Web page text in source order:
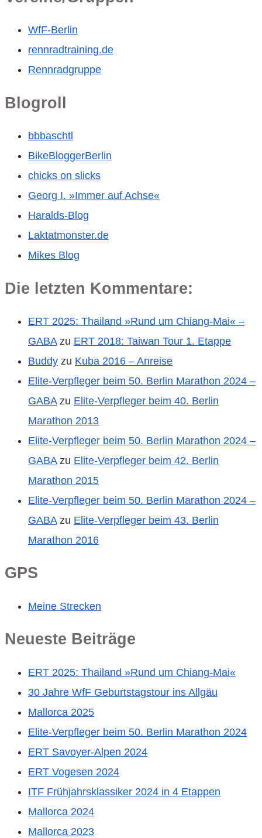
WfF-Berlin
rennradtraining.de
Rennradgruppe
Blogroll
bbbaschtl
BikeBloggerBerlin
chicks on slicks
Georg I. »Immer auf Achse«
Haralds-Blog
Laktatmonster.de
Mikes Blog
Die letzten Kommentare:
ERT 2025: Thailand »Rund um Chiang-Mai« –
GABAzu ERT 2018: Taiwan Tour 1. Etappe
Buddy zu Kuba 2016 – Anreise
Elite-Verpfleger beim 50. Berlin Marathon 2024 –
GABAzu Elite-Verpfleger beim 40. Berlin
Marathon 2013
Elite-Verpfleger beim 50. Berlin Marathon 2024 –
GABAzu Elite-Verpfleger beim 42. Berlin
Marathon 2015
Elite-Verpfleger beim 50. Berlin Marathon 2024 –
GABAzu Elite-Verpfleger beim 43. Berlin
Marathon 2016
GPS
Meine Strecken
Neueste Beiträge
ERT 2025: Thailand »Rund um Chiang-Mai«
30 Jahre WfF Geburtstagstour ins Allgäu
Mallorca 2025
Elite-Verpfleger beim 50. Berlin Marathon 2024
ERT Savoyer-Alpen 2024
ERT Vogesen 2024
ITF Frühjahrsklassiker 2024 in 4 Etappen
Mallorca 2024
Mallorca 2023